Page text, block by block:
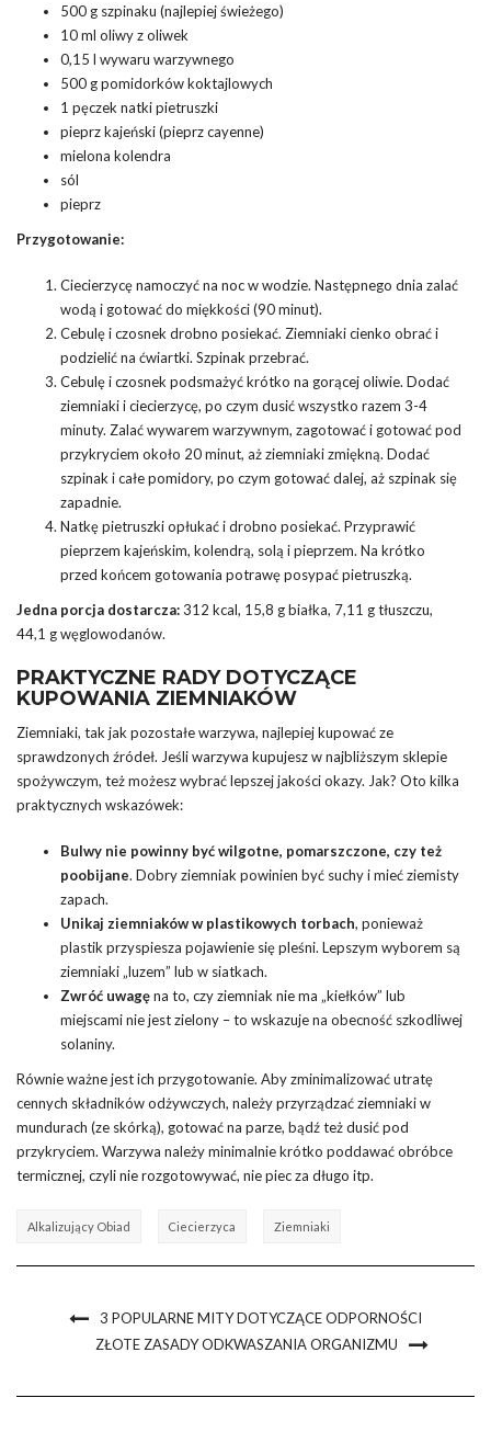
500 g szpinaku (najlepiej świeżego)
10 ml oliwy z oliwek
0,15 l wywaru warzywnego
500 g pomidorków koktajlowych
1 pęczek natki pietruszki
pieprz kajeński (pieprz cayenne)
mielona kolendra
sól
pieprz
Przygotowanie:
Ciecierzycę namoczyć na noc w wodzie. Następnego dnia zalać
wodą i gotować do miękkości (90 minut).
Cebulę i czosnek drobno posiekać. Ziemniaki cienko obrać i
podzielić na ćwiartki. Szpinak przebrać.
Cebulę i czosnek podsmażyć krótko na gorącej oliwie. Dodać
ziemniaki i ciecierzycę, po czym dusić wszystko razem 3-4
minuty. Zalać wywarem warzywnym, zagotować i gotować pod
przykryciem około 20 minut, aż ziemniaki zmiękną. Dodać
szpinak i całe pomidory, po czym gotować dalej, aż szpinak się
zapadnie.
Natkę pietruszki opłukać i drobno posiekać. Przyprawić
pieprzem kajeńskim, kolendrą, solą i pieprzem. Na krótko
przed końcem gotowania potrawę posypać pietruszką.
Jedna porcja dostarcza:312 kcal, 15,8 g białka, 7,11 g tłuszczu,
44,1 g węglowodanów.
PRAKTYCZNE RADY DOTYCZĄCE
KUPOWANIA ZIEMNIAKÓW
Ziemniaki, tak jak pozostałe warzywa, najlepiej kupować ze
sprawdzonych źródeł. Jeśli warzywa kupujesz w najbliższym sklepie
spożywczym, też możesz wybrać lepszej jakości okazy. Jak? Oto kilka
praktycznych wskazówek:
Bulwy nie powinny być wilgotne, pomarszczone, czy też
poobijane. Dobry ziemniak powinien być suchy i mieć ziemisty
zapach.
Unikaj ziemniaków w plastikowych torbach, ponieważ
plastik przyspiesza pojawienie się pleśni. Lepszym wyborem są
ziemniaki „luzem” lub w siatkach.
Zwróć uwagęna to, czy ziemniak nie ma „kiełków” lub
miejscami nie jest zielony – to wskazuje na obecność szkodliwej
solaniny.
Równie ważne jest ich przygotowanie. Aby zminimalizować utratę
cennych składników odżywczych, należy przyrządzać ziemniaki w
mundurach (ze skórką), gotować na parze, bądź też dusić pod
przykryciem. Warzywa należy minimalnie krótko poddawać obróbce
termicznej, czyli nie rozgotowywać, nie piec za długo itp.
Alkalizujący Obiad Ciecierzyca Ziemniaki
3 POPULARNE MITY DOTYCZĄCE ODPORNOŚCI
ZŁOTE ZASADY ODKWASZANIA ORGANIZMU